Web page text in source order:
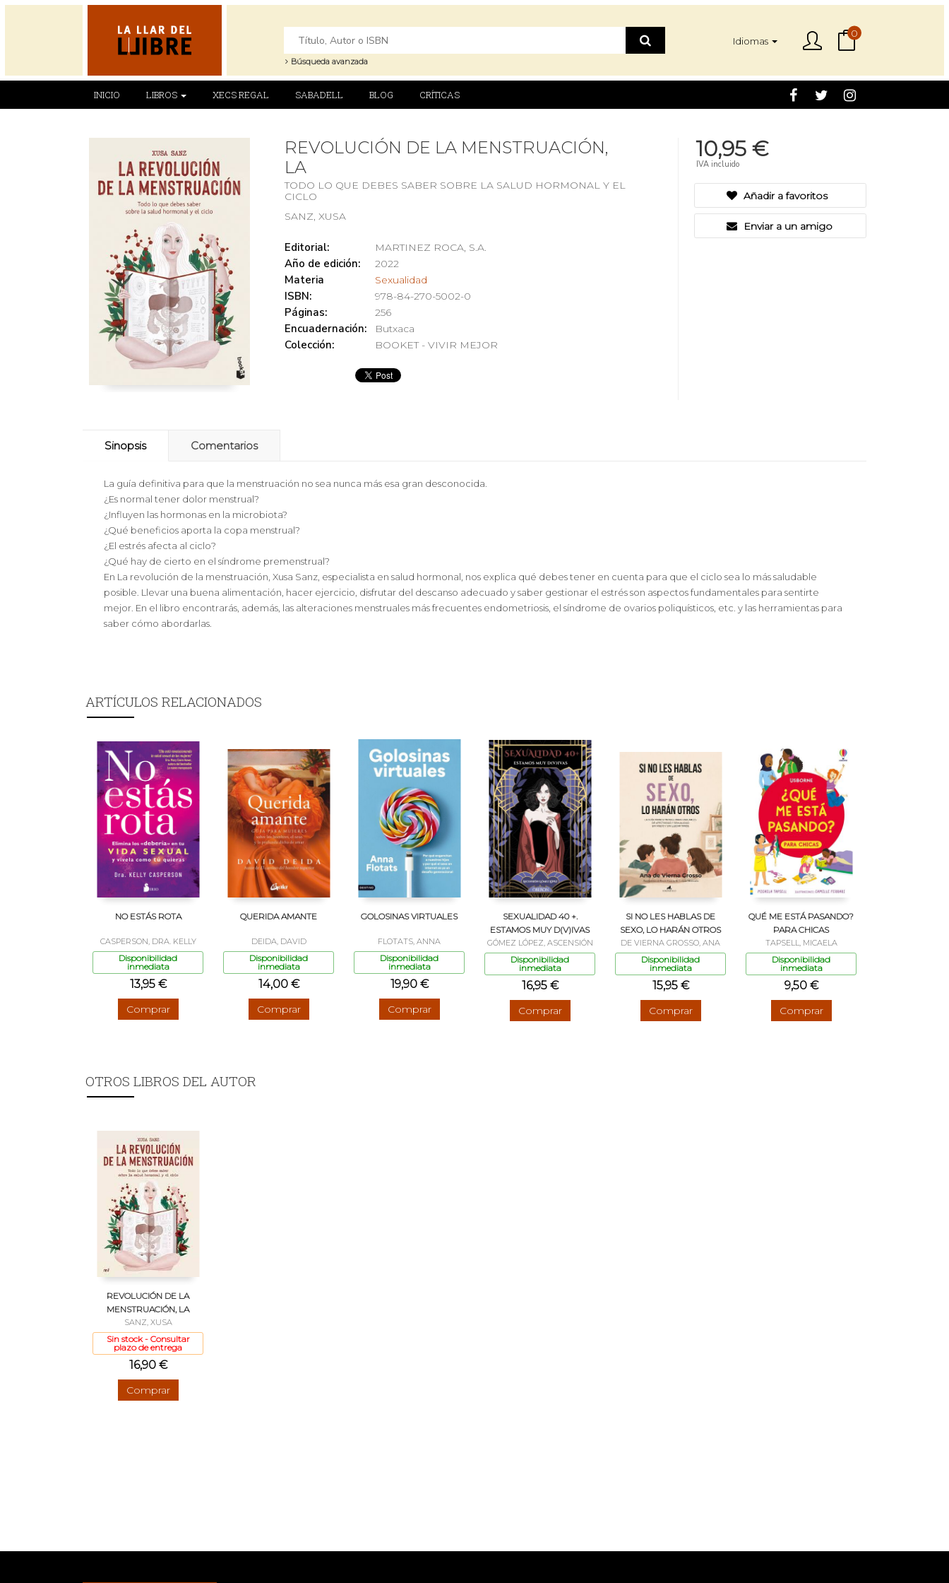
Búsqueda avanzada
Idiomas
0
INICIO LIBROS XECS REGAL SABADELL BLOG CRÍTICAS
REVOLUCIÓN DE LA MENSTRUACIÓN,
LA
TODO LO QUE DEBES SABER SOBRE LA SALUD HORMONAL Y EL
CICLO
SANZ, XUSA
Editorial: MARTINEZ ROCA, S.A.
Año de edición: 2022
Materia Sexualidad
ISBN: 978-84-270-5002-0
Páginas: 256
Encuadernación: Butxaca
Colección: BOOKET - VIVIR MEJOR
10,95 €
IVA incluido
Añadir a favoritos
Enviar a un amigo
Sinopsis Comentarios
La guía definitiva para que la menstruación no sea nunca más esa gran desconocida.
¿Es normal tener dolor menstrual?
¿Influyen las hormonas en la microbiota?
¿Qué beneficios aporta la copa menstrual?
¿El estrés afecta al ciclo?
¿Qué hay de cierto en el síndrome premenstrual?
En La revolución de la menstruación, Xusa Sanz, especialista en salud hormonal, nos explica qué debes tener en cuenta para que el ciclo sea lo más saludable
posible. Llevar una buena alimentación, hacer ejercicio, disfrutar del descanso adecuado y saber gestionar el estrés son aspectos fundamentales para sentirte
mejor. En el libro encontrarás, además, las alteraciones menstruales más frecuentes endometriosis, el síndrome de ovarios poliquísticos, etc. y las herramientas para
saber cómo abordarlas.
ARTÍCULOS RELACIONADOS
NO ESTÁS ROTA
CASPERSON, DRA. KELLY
Disponibilidad
inmediata
13,95 €
Comprar
QUERIDA AMANTE
DEIDA, DAVID
Disponibilidad
inmediata
14,00 €
Comprar
GOLOSINAS VIRTUALES
FLOTATS, ANNA
Disponibilidad
inmediata
19,90 €
Comprar
SEXUALIDAD 40 +.
ESTAMOS MUY D(V)IVAS
GÓMEZ LÓPEZ, ASCENSIÓN
Disponibilidad
inmediata
16,95 €
Comprar
SI NO LES HABLAS DE
SEXO, LO HARÁN OTROS
DE VIERNA GROSSO, ANA
Disponibilidad
inmediata
15,95 €
Comprar
QUÉ ME ESTÁ PASANDO?
PARA CHICAS
TAPSELL, MICAELA
Disponibilidad
inmediata
9,50 €
Comprar
OTROS LIBROS DEL AUTOR
REVOLUCIÓN DE LA
MENSTRUACIÓN, LA
SANZ, XUSA
Sin stock - Consultar
plazo de entrega
16,90 €
Comprar